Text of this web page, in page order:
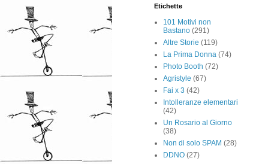
Etichette
101 Motivi non
Bastano (291)
Altre Storie (119)
La Prima Donna (74)
Photo Booth (72)
Agristyle (67)
Fai x 3 (42)
Intolleranze elementari
(42)
Un Rosario al Giorno
(38)
Non di solo SPAM (28)
DDNO (27)